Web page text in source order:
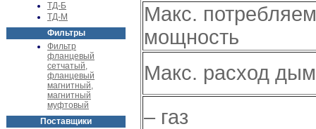
ТД-Б
ТД-М
Фильтры
Фильтр
фланцевый
сетчатый,
фланцевый
магнитный,
магнитный
муфтовый
Поставщики
Макс.
мощность
Макс. расход
– газ